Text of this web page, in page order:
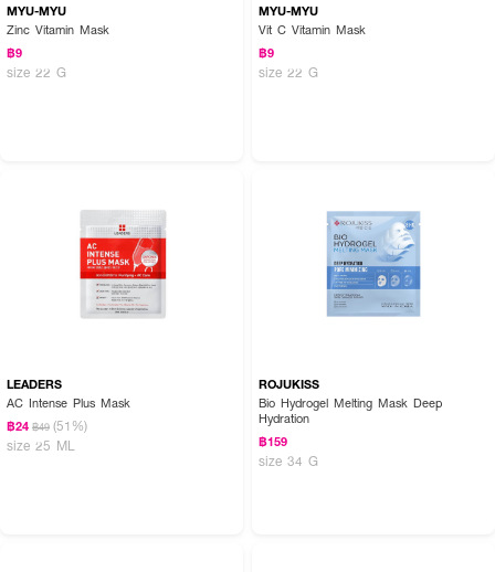
MYU-MYU
Zinc Vitamin Mask
฿9
size 22 G
MYU-MYU
Vit C Vitamin Mask
฿9
size 22 G
LEADERS
AC Intense Plus Mask
฿24 ฿49 (51%)
size 25 ML
ROJUKISS
Bio Hydrogel Melting Mask Deep
Hydration
฿159
size 34 G